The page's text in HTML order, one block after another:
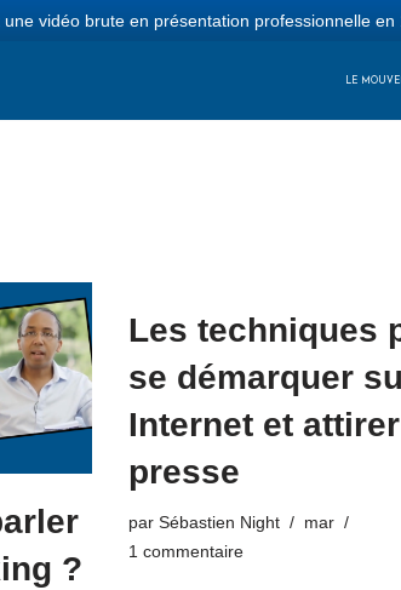
vidéo brute en présentation professionnelle en
LE
?
Les techniques
se démarquer
Internet et
presse
par Sébastien Night
mar
1 commentaire